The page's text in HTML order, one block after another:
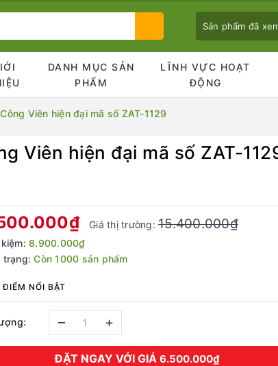
Sản phẩm đã
Bạn chưa xem sản phẩm nào
DANH MỤC SẢN
PHẨM
LĨNH VỰC HOẠT
ĐỘNG
Viên hiện đại mã số ZAT-1129
Viên hiện đại mã số ZAT-
Giá thị trường:15.400.000₫
8.900.000₫
trạng: Còn 1000 sản phẩm
NỔI BẬT
– +
ĐẶT NGAY VỚI GIÁ6.500.000₫